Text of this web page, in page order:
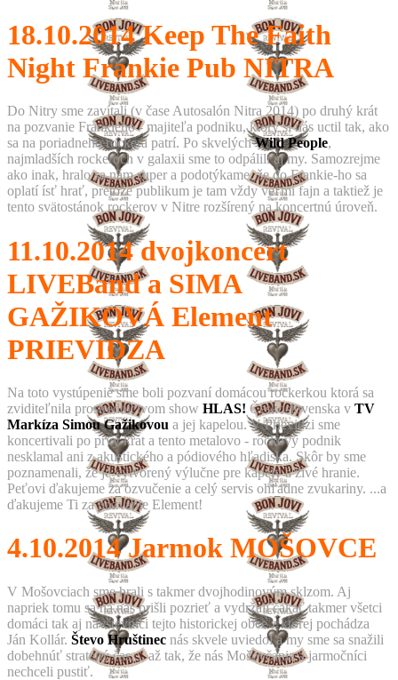
18.10.2014Keep The Faith
Night Frankie Pub NITRA
Do Nitry sme zavítali (v čase Autosalón Nitra 2014) po druhý krát
na pozvanie Frankieho - majiteľa podniku, ktorý si nás uctil tak, ako
sa na poriadneho rockera patrí. Po skvelýchWild People,
najmladších rockeroch v galaxii sme to odpálili aj my. Samozrejme
ako inak, hralo sa nám super a podotýkame, že do Frankie-ho sa
oplatí ísť hrať, pretože publikum je tam vždy veľmi fajn a taktiež je
tento svätostánok rockerov v Nitre rozšírený na koncertnú úroveň.
11.10.2014dvojkoncert
LIVEBand a SIMA
GAŽIKOVÁ Element
PRIEVIDZA
Na toto vystúpenie sme boli pozvaní domácou rockerkou ktorá sa
zviditeľnila prostredníctvom show HLAS! Československa v TV
Markíza Simou Gažikovou a jej kapelou. V Prievidzi sme
koncertivali po prvý krát a tento metalovo - rockový podnik
nesklamal ani z akustického a pódiového hľadiska. Skôr by sme
poznamenali, že je vytvorený výlučne pre kapely a živé hranie.
Peťovi ďakujeme za ozvučenie a celý servis ohľadne zvukariny. ...a
ďakujeme Ti za pozvanie Element!
4.10.2014Jarmok MOŠOVCE
V Mošovciach sme hrali s takmer dvojhodinovým sklzom. Aj
napriek tomu sa na nás prišli pozrieť a vydržali čakať takmer všetci
domáci tak aj návštevníci tejto historickej obce z ktorej pochádza
Ján Kollár. Števo Hruštinec nás skvele uviedol a my sme sa snažili
dobehnúť stratený čas.... až tak, že nás Mošovčania a jarmočníci
nechceli pustiť.